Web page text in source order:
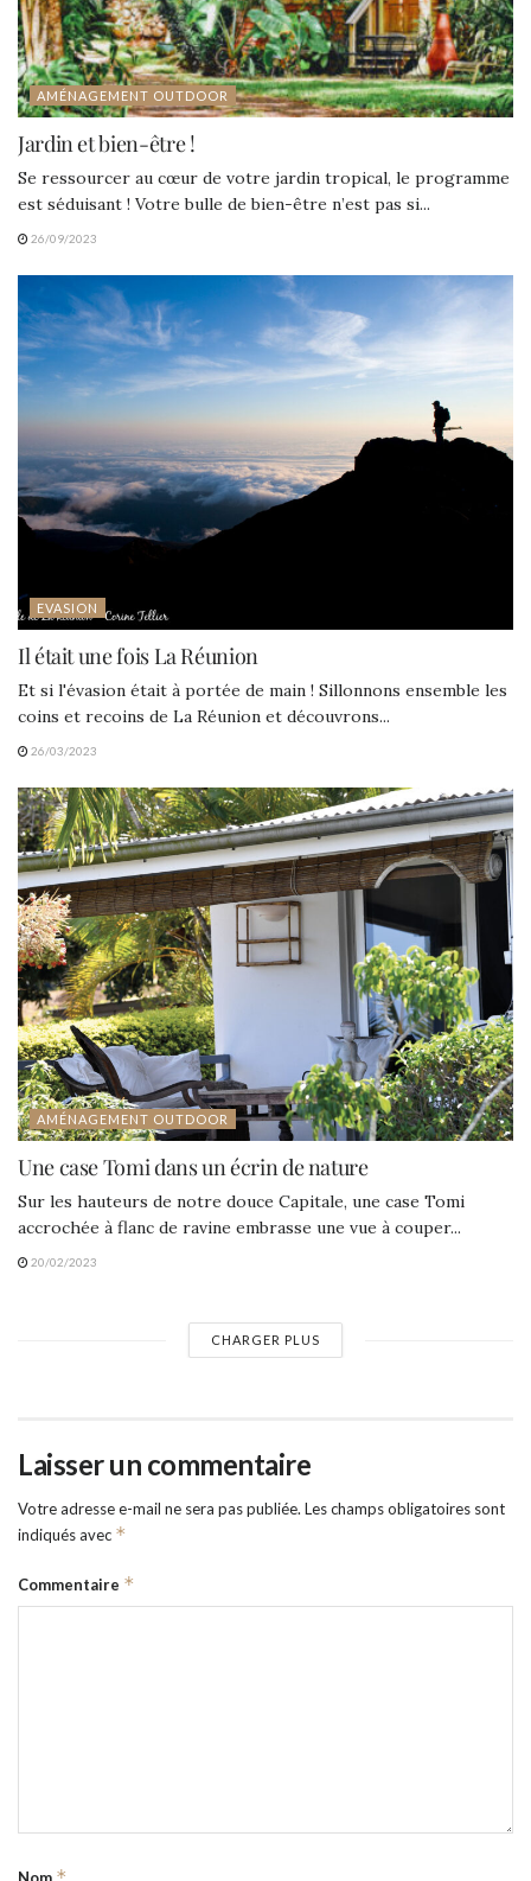
AMÉNAGEMENT OUTDOOR
Jardin et bien-être !
Se ressourcer au cœur de votre jardin tropical, le programme
est séduisant ! Votre bulle de bien-être n’est pas si...
26/09/2023
EVASION
Il était une fois La Réunion
Et si l'évasion était à portée de main ! Sillonnons ensemble les
coins et recoins de La Réunion et découvrons...
26/03/2023
AMÉNAGEMENT OUTDOOR
Une case Tomi dans un écrin de nature
Sur les hauteurs de notre douce Capitale, une case Tomi
accrochée à flanc de ravine embrasse une vue à couper...
20/02/2023
CHARGER PLUS
Laisser un commentaire
Votre adresse e-mail ne sera pas publiée. Les champs obligatoires sont
indiqués avec *
Commentaire *